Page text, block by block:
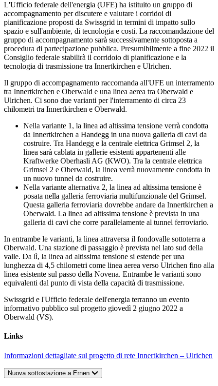
L'Ufficio federale dell'energia (UFE) ha istituito un gruppo di
accompagnamento per discutere e valutare i corridoi di
pianificazione proposti da Swissgrid in termini di impatto sullo
spazio e sull'ambiente, di tecnologia e costi. La raccomandazione del
gruppo di accompagnamento sarà successivamente sottoposta a
procedura di partecipazione pubblica. Presumibilmente a fine 2022 il
Consiglio federale stabilirà il corridoio di pianificazione e la
tecnologia di trasmissione tra Innertkirchen e Ulrichen.
Il gruppo di accompagnamento raccomanda all'UFE un interramento
tra Innertkirchen e Oberwald e una linea aerea tra Oberwald e
Ulrichen. Ci sono due varianti per l'interramento di circa 23
chilometri tra Innertkirchen e Oberwald.
Nella variante 1, la linea ad altissima tensione verrà condotta
da Innertkirchen a Handegg in una nuova galleria di cavi da
costruire. Tra Handegg e la centrale elettrica Grimsel 2, la
linea sarà cablata in gallerie esistenti appartenenti alle
Kraftwerke Oberhasli AG (KWO). Tra la centrale elettrica
Grimsel 2 e Oberwald, la linea verrà nuovamente condotta in
un nuovo tunnel da costruire.
Nella variante alternativa 2, la linea ad altissima tensione è
posata nella galleria ferroviaria multifunzionale del Grimsel.
Questa galleria ferroviaria dovrebbe andare da Innertkirchen a
Oberwald. La linea ad altissima tensione è prevista in una
galleria di cavi che corre parallelamente al tunnel ferroviario.
In entrambe le varianti, la linea attraversa il fondovalle sottoterra a
Oberwald. Una stazione di passaggio è prevista nel lato sud della
valle. Da lì, la linea ad altissima tensione si estende per una
lunghezza di 4,5 chilometri come linea aerea verso Ulrichen fino alla
linea esistente sul passo della Novena. Entrambe le varianti sono
equivalenti dal punto di vista della capacità di trasmissione.
Swissgrid e l'Ufficio federale dell'energia terranno un evento
informativo pubblico sul progetto giovedì 2 giugno 2022 a
Oberwald (VS).
Links
Informazioni dettagliate sul progetto di rete Innertkirchen – Ulrichen
Nuova sottostazione a Ernen